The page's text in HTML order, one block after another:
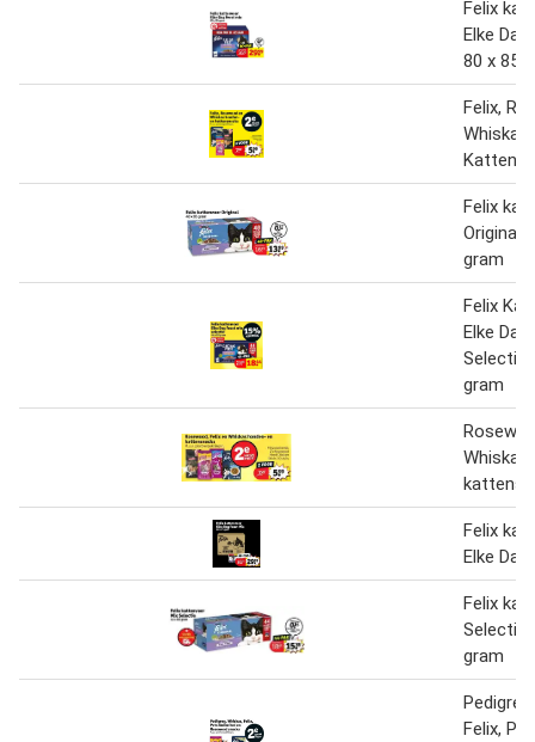
Felix
Elke
80 x 85
Felix,
Whiskas
Felix
Original
gram
Felix
Elke
Selectie
gram
Whiskas
Felix
Elke
Felix
Selectie
gram
Felix,